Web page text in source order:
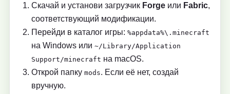
Скачай и установи загрузчик Forge или Fabric,
соответствующий модификации.
Перейди в каталог игры: %appdata%\.minecraft
на Windows или ~/Library/Application
Support/minecraft на macOS.
Открой папку mods. Если её нет, создай
вручную.